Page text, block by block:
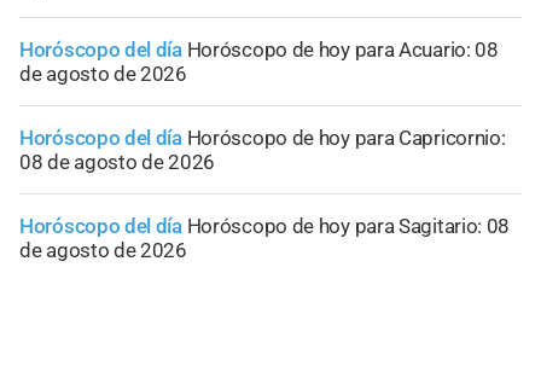
Horóscopo del día Horóscopo de hoy para Acuario: 08
de agosto de 2026
Horóscopo del día Horóscopo de hoy para Capricornio:
08 de agosto de 2026
Horóscopo del día Horóscopo de hoy para Sagitario: 08
de agosto de 2026